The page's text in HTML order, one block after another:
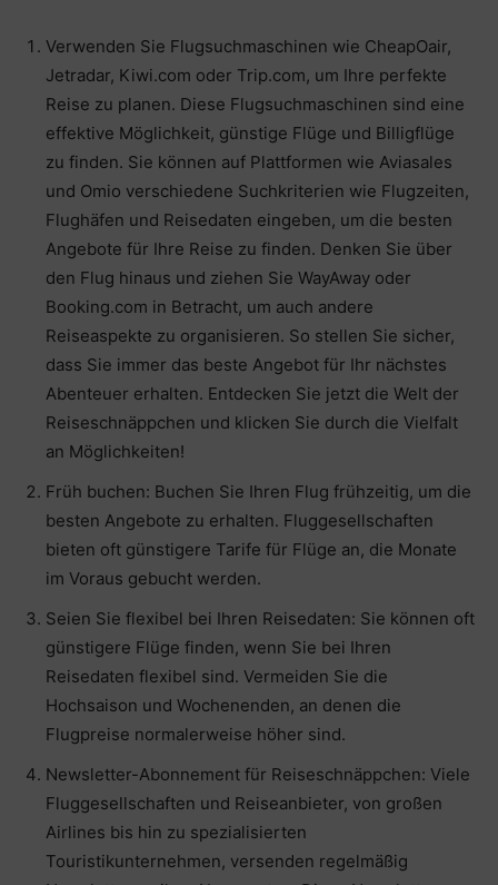
Verwenden Sie Flugsuchmaschinen wie CheapOair,
Jetradar, Kiwi.com oder Trip.com, um Ihre perfekte
Reise zu planen. Diese Flugsuchmaschinen sind eine
effektive Möglichkeit, günstige Flüge und Billigflüge
zu finden. Sie können auf Plattformen wie Aviasales
und Omio verschiedene Suchkriterien wie Flugzeiten,
Flughäfen und Reisedaten eingeben, um die besten
Angebote für Ihre Reise zu finden. Denken Sie über
den Flug hinaus und ziehen Sie WayAway oder
Booking.com in Betracht, um auch andere
Reiseaspekte zu organisieren. So stellen Sie sicher,
dass Sie immer das beste Angebot für Ihr nächstes
Abenteuer erhalten. Entdecken Sie jetzt die Welt der
Reiseschnäppchen und klicken Sie durch die Vielfalt
an Möglichkeiten!
Früh buchen: Buchen Sie Ihren Flug frühzeitig, um die
besten Angebote zu erhalten. Fluggesellschaften
bieten oft günstigere Tarife für Flüge an, die Monate
im Voraus gebucht werden.
Seien Sie flexibel bei Ihren Reisedaten: Sie können oft
günstigere Flüge finden, wenn Sie bei Ihren
Reisedaten flexibel sind. Vermeiden Sie die
Hochsaison und Wochenenden, an denen die
Flugpreise normalerweise höher sind.
Newsletter-Abonnement für Reiseschnäppchen: Viele
Fluggesellschaften und Reiseanbieter, von großen
Airlines bis hin zu spezialisierten
Touristikunternehmen, versenden regelmäßig